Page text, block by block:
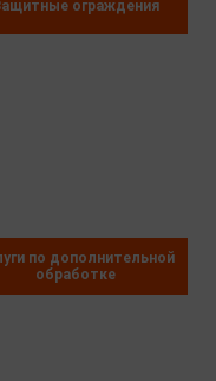
ограждения
по дополнительной
обработке